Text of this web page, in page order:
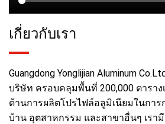
เกี่ยวกับเรา
Guangdong Yonglijian Aluminum
บริษัท ครอบคลุมพื้นที่ 200,000 ตาราง
ด้านการผลิตโปรไฟล์อลูมิเนียมในการ
บ้าน อุตสาหกรรม และสาขาอื่นๆ เรา